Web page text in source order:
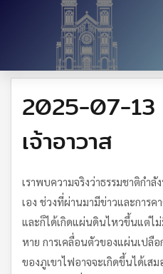
2025-07-13
เจ้าอาวาส
เราพบความจริงว่าธรรมชาติกำ
เอง ช่วงที่ผ่านมามีข่าวและการ
และก็ได้เกิดแผ่นดินไหวขึ้นแต่ไม่
หาย การเคลื่อนตัวของแผ่นเปลื
ของภูเขาไฟอาจจะเกิดขึ้นได้เส